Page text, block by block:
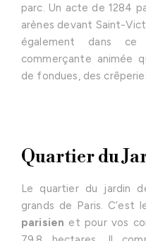
parc. Un acte de 1284
arènes devant Saint-
également dans
commerçante animée
de fondues, des
Quartier du
Le quartier du jardin
grands de Paris. C’est
parisien et pour vos